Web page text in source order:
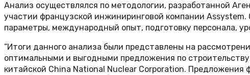
Анализ осуществлялся по методологии, разработанной
участии французской инжиниринговой компании
параметры, международный опыт, подготовку персонала,
“Итоги данного анализа были представлены на
оптимальными и выгодными предложения по
китайской China National Nuclear Corporation. Предложения